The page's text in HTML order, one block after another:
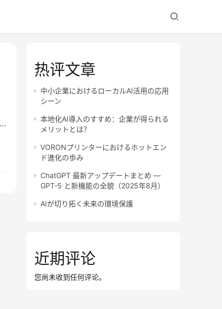
热评文章
中小企業におけるローカルAI活用の応用
シーン
本地化AI導入のすすめ：企業が得られる
メリットとは？
VORONプリンターにおけるホットエン
ド進化の歩み
ChatGPT 最新アップデートまとめ —
GPT-5 と新機能の全貌（2025年8月）
AIが切り拓く未来の環境保護
近期评论
您尚未收到任何评论。